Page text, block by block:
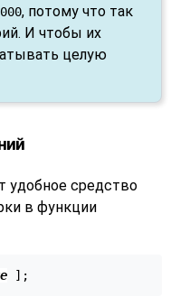
000, потому что так
И чтобы их
целую
удобное средство
в функции